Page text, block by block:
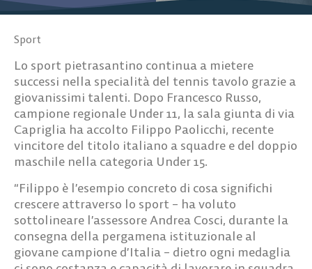
Sport
Lo sport pietrasantino continua a mietere
successi nella specialità del tennis tavolo grazie a
giovanissimi talenti. Dopo Francesco Russo,
campione regionale Under 11, la sala giunta di via
Capriglia ha accolto Filippo Paolicchi, recente
vincitore del titolo italiano a squadre e del doppio
maschile nella categoria Under 15.
“Filippo è l’esempio concreto di cosa significhi
crescere attraverso lo sport – ha voluto
sottolineare l’assessoreAndrea Cosci, durante la
consegna della pergamena istituzionale al
giovane campione d’Italia – dietro ogni medaglia